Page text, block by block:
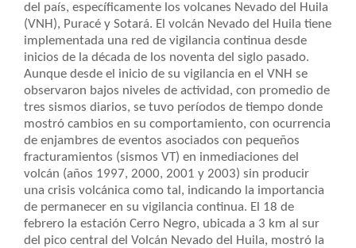
del país, específicamente los volcanes Nevado del Huila
(VNH), Puracé y Sotará. El volcán Nevado del Huila tiene
implementada una red de vigilancia continua desde
inicios de la década de los noventa del siglo pasado.
Aunque desde el inicio de su vigilancia en el VNH se
observaron bajos niveles de actividad, con promedio de
tres sismos diarios, se tuvo períodos de tiempo donde
mostró cambios en su comportamiento, con ocurrencia
de enjambres de eventos asociados con pequeños
fracturamientos (sismos VT) en inmediaciones del
volcán (años 1997, 2000, 2001 y 2003) sin producir
una crisis volcánica como tal, indicando la importancia
de permanecer en su vigilancia continua. El 18 de
febrero la estación Cerro Negro, ubicada a 3 km al sur
del pico central del Volcán Nevado del Huila, mostró la